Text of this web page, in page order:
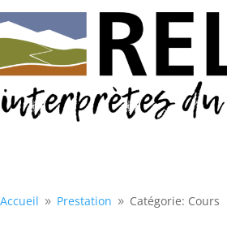
Accueil 9 Prestation 9 Catégorie: Cours